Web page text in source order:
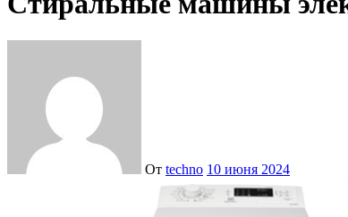
От techno 10 июня 2024